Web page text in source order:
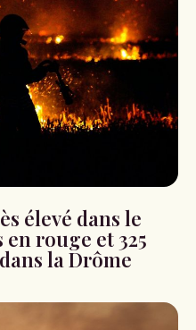
élevé dans le
rouge et 325
la Drôme